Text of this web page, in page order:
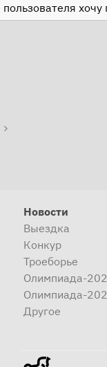
Новости
Выездка
Конкур
Троеборье
Олимпиада-
Олимпиада-
Другое